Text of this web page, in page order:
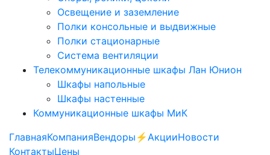
Освещение и заземление
Полки консольные и выдвижные
Полки стационарные
Система вентиляции
Телекоммуникационные шкафы Лан Юнион
Шкафы напольные
Шкафы настенные
Коммуникационные шкафы МиК
ГлавнаяКомпанияВендоры ⚡️АкцииНовости
КонтактыЦены